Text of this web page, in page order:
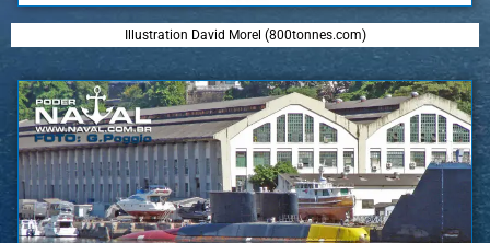
Illustration David Morel (800tonnes.com)